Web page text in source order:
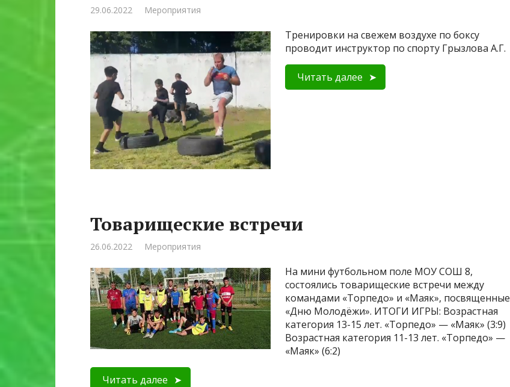
29.06.2022 Мероприятия
Тренировки на свежем воздухе по боксу
проводит инструктор по спорту Грызлова А.Г.
Читать далее
Товарищеские встречи
26.06.2022 Мероприятия
На мини футбольном поле МОУ СОШ 8,
состоялись товарищеские встречи между
командами «Торпедо» и «Маяк», посвященные
«Дню Молодëжи». ИТОГИ ИГРЫ: Возрастная
категория 13-15 лет. «Торпедо» — «Маяк» (3:9)
Возрастная категория 11-13 лет. «Торпедо» —
«Маяк» (6:2)
Читать далее